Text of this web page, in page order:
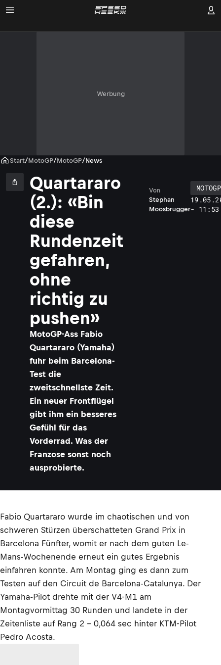
Werbung
Start/MotoGP/MotoGP/News
Quartararo
(2.): «Bin
diese
Rundenzeit
gefahren,
ohne
richtig zu
pushen»
MotoGP-Ass Fabio
Quartararo (Yamaha)
fuhr beim Barcelona-
Test die
zweitschnellste Zeit.
Ein neuer Frontflügel
gibt ihm ein besseres
Gefühl für das
Vorderrad. Was der
Franzose sonst noch
ausprobierte.
Stephan
Moosbrugger
Von
MOTOGP
- 11:53
Fabio Quartararo wurde im chaotischen und von
schweren Stürzen überschatteten Grand Prix in
Barcelona Fünfter, womit er nach dem guten Le-
Mans-Wochenende erneut ein gutes Ergebnis
einfahren konnte. Am Montag ging es dann zum
Testen auf den Circuit de Barcelona-Catalunya. Der
Yamaha-Pilot drehte mit der V4-M1 am
Montagvormittag 30 Runden und landete in der
Zeitenliste auf Rang 2 – 0,064 sec hinter KTM-Pilot
Pedro Acosta.